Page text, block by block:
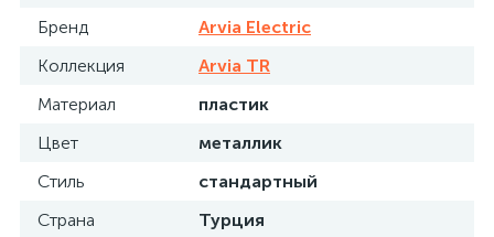
Бренд
Arvia Electric
Коллекция
Arvia TR
Материал
пластик
Цвет
металлик
Стиль
стандартный
Страна
Турция